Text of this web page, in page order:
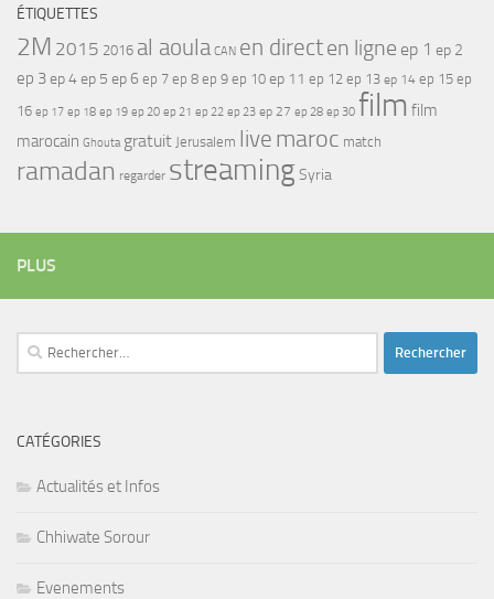
ÉTIQUETTES
2M 2015 2016 al aoula CAN en directen ligne ep 1 ep 2
ep 3ep 4ep 5 ep 6 ep 7 ep 8 ep 9 ep 10 ep 11 ep 12 ep 13 ep 14 ep 15 ep
16 ep 17 ep 18 ep 19 ep 20 ep 21 ep 22 ep 23 ep 27 ep 28 ep 30 film film
marocain Ghouta gratuit Jerusalem live maroc match
ramadan regarder streamingSyria
PLUS
Rechercher :
CATÉGORIES
Actualités et Infos
Chhiwate Sorour
Evenements